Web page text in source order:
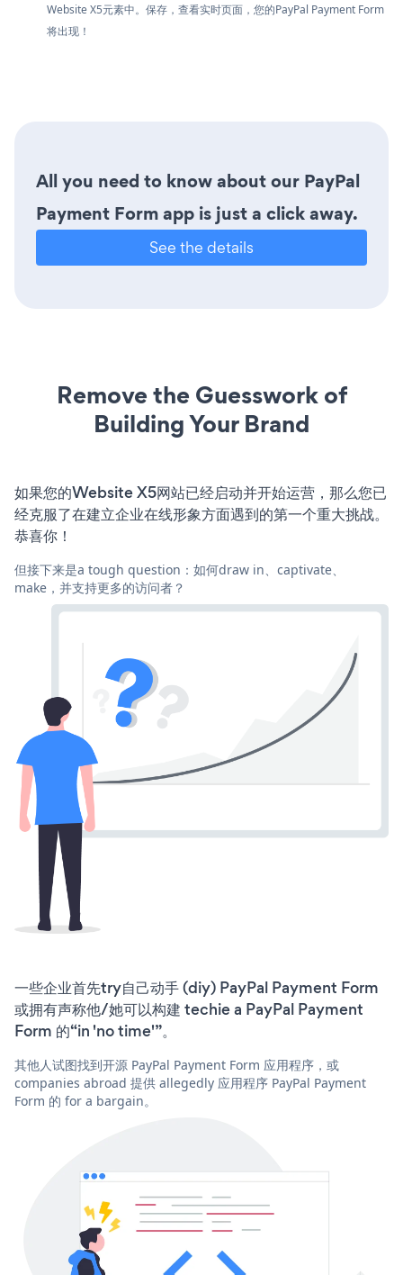
Website X5元素中。保存，查看实时页面，您的PayPal Payment Form
将出现！
All you need to know about our PayPal
Payment Form app is just a click away.
See the details
Remove the Guesswork of
Building Your Brand
如果您的Website X5网站已经启动并开始运营，那么您已
经克服了在建立企业在线形象方面遇到的第一个重大挑战。
恭喜你！
但接下来是a tough question：如何draw in、captivate、
make，并支持更多的访问者？
一些企业首先try自己动手 (diy) PayPal Payment Form
或拥有声称他/她可以构建 techie a PayPal Payment
Form 的“in 'no time'”。
其他人试图找到开源 PayPal Payment Form 应用程序，或
companies abroad 提供 allegedly 应用程序 PayPal Payment
Form 的 for a bargain。